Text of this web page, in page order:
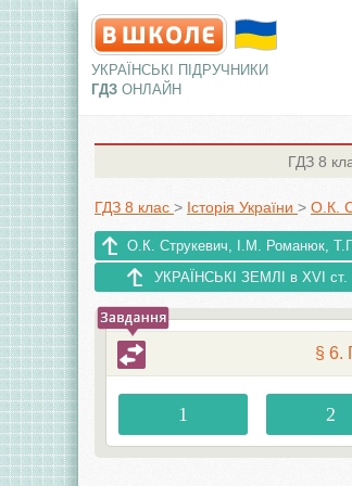
УКРАЇНСЬКІ ПІДРУЧНИКИ
ГДЗ ОНЛАЙН
ГДЗ 8
ГДЗ 8 клас > Історія України > О.К.
О.К. Струкевич, І.М. Романюк,
УКРАЇНСЬКІ ЗЕМЛІ в XVI ст.
§ 6.
1 2